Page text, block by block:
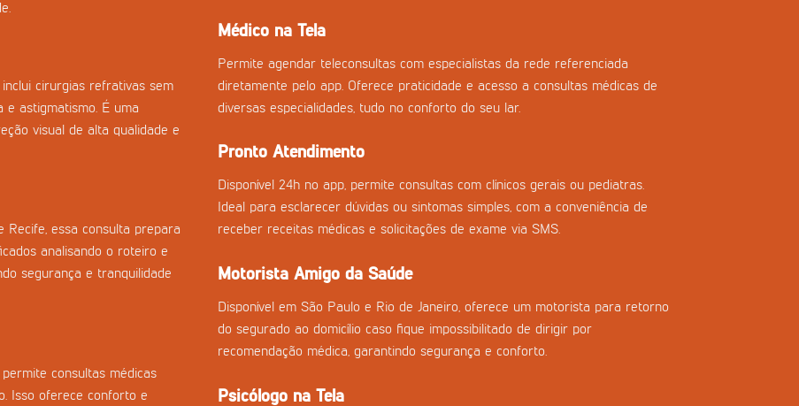
cirurgias refrativas sem
e astigmatismo. É uma
visual de alta qualidade e
Recife, essa consulta prepara
analisando o roteiro e
segurança e tranquilidade
consultas médicas
Isso oferece conforto e
Médico na Tela
Permite agendar teleconsultas com especialistas da rede referenciada
diretamente pelo app. Oferece praticidade e acesso a consultas médicas de
diversas especialidades, tudo no conforto do seu lar.
Pronto Atendimento
Disponível 24h no app, permite consultas com clínicos gerais ou pediatras.
Ideal para esclarecer dúvidas ou sintomas simples, com a conveniência de
receber receitas médicas e solicitações de exame via SMS.
Motorista Amigo da Saúde
Disponível em São Paulo e Rio de Janeiro, oferece um motorista para retorno
do segurado ao domicílio caso fique impossibilitado de dirigir por
recomendação médica, garantindo segurança e conforto.
Psicólogo na Tela